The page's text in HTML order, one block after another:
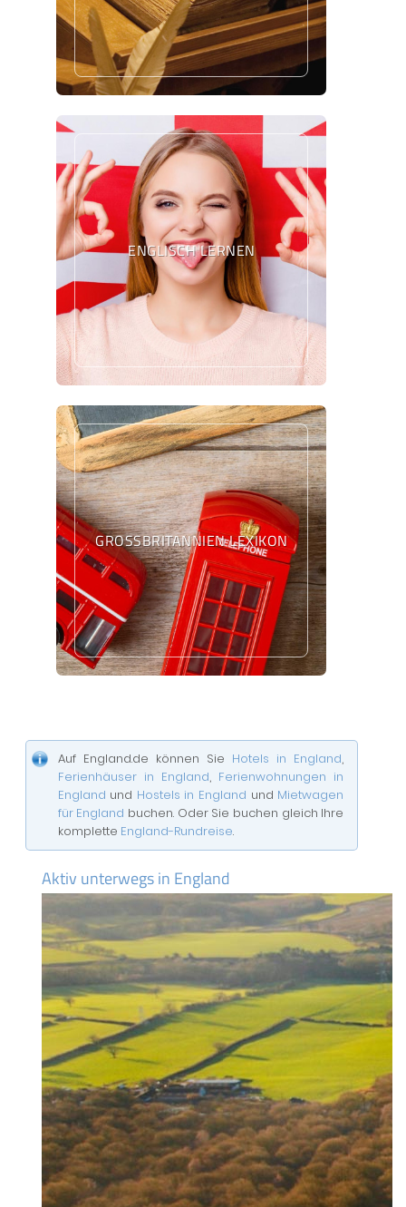
ENGLISCH LERNEN
GROSSBRITANNIEN LEXIKON
Auf England.de können Sie Hotels in England,
Ferienhäuser in England, Ferienwohnungen in
England und Hostels in England und Mietwagen
für England buchen. Oder Sie buchen gleich Ihre
komplette England-Rundreise.
Aktiv unterwegs in England